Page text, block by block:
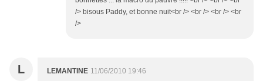
/> bisous Paddy, et bonne nuit<br /> <br /> <br /> <br
/>
L LEMANTINE 11/06/2010 19:46